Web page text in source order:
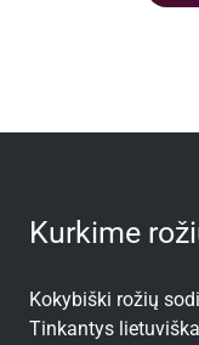
Kurkime
Kokybiški rožių
Tinkantys